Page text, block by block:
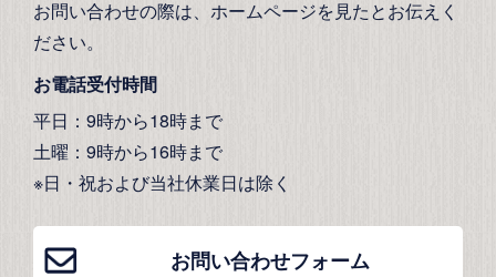
お問い合わせの際は、ホームページを見たとお伝えく
ださい。
お電話受付時間
平日：9時から18時まで
土曜：9時から16時まで
※日・祝および当社休業日は除く
お問い合わせフォーム